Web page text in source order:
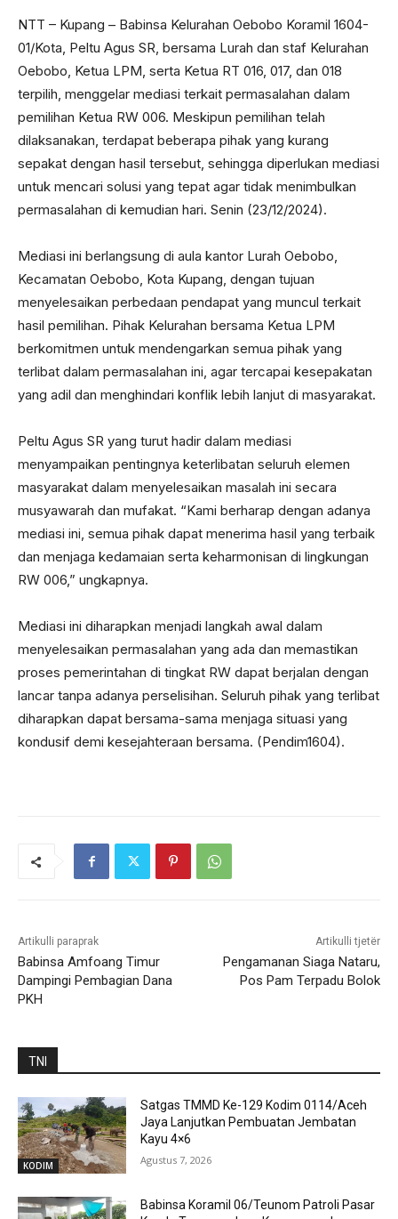
NTT – Kupang – Babinsa Kelurahan Oebobo Koramil 1604-
01/Kota, Peltu Agus SR, bersama Lurah dan staf Kelurahan
Oebobo, Ketua LPM, serta Ketua RT 016, 017, dan 018
terpilih, menggelar mediasi terkait permasalahan dalam
pemilihan Ketua RW 006. Meskipun pemilihan telah
dilaksanakan, terdapat beberapa pihak yang kurang
sepakat dengan hasil tersebut, sehingga diperlukan mediasi
untuk mencari solusi yang tepat agar tidak menimbulkan
permasalahan di kemudian hari. Senin (23/12/2024).
Mediasi ini berlangsung di aula kantor Lurah Oebobo,
Kecamatan Oebobo, Kota Kupang, dengan tujuan
menyelesaikan perbedaan pendapat yang muncul terkait
hasil pemilihan. Pihak Kelurahan bersama Ketua LPM
berkomitmen untuk mendengarkan semua pihak yang
terlibat dalam permasalahan ini, agar tercapai kesepakatan
yang adil dan menghindari konflik lebih lanjut di masyarakat.
Peltu Agus SR yang turut hadir dalam mediasi
menyampaikan pentingnya keterlibatan seluruh elemen
masyarakat dalam menyelesaikan masalah ini secara
musyawarah dan mufakat. “Kami berharap dengan adanya
mediasi ini, semua pihak dapat menerima hasil yang terbaik
dan menjaga kedamaian serta keharmonisan di lingkungan
RW 006,” ungkapnya.
Mediasi ini diharapkan menjadi langkah awal dalam
menyelesaikan permasalahan yang ada dan memastikan
proses pemerintahan di tingkat RW dapat berjalan dengan
lancar tanpa adanya perselisihan. Seluruh pihak yang terlibat
diharapkan dapat bersama-sama menjaga situasi yang
kondusif demi kesejahteraan bersama. (Pendim1604).
Artikulli paraprak
Babinsa Amfoang Timur
Dampingi Pembagian Dana
PKH
Artikulli tjetër
Pengamanan Siaga Nataru,
Pos Pam Terpadu Bolok
TNI
KODIM
Satgas TMMD Ke-129 Kodim 0114/Aceh
Jaya Lanjutkan Pembuatan Jembatan
Kayu 4×6
Agustus 7, 2026
Babinsa Koramil 06/Teunom Patroli Pasar